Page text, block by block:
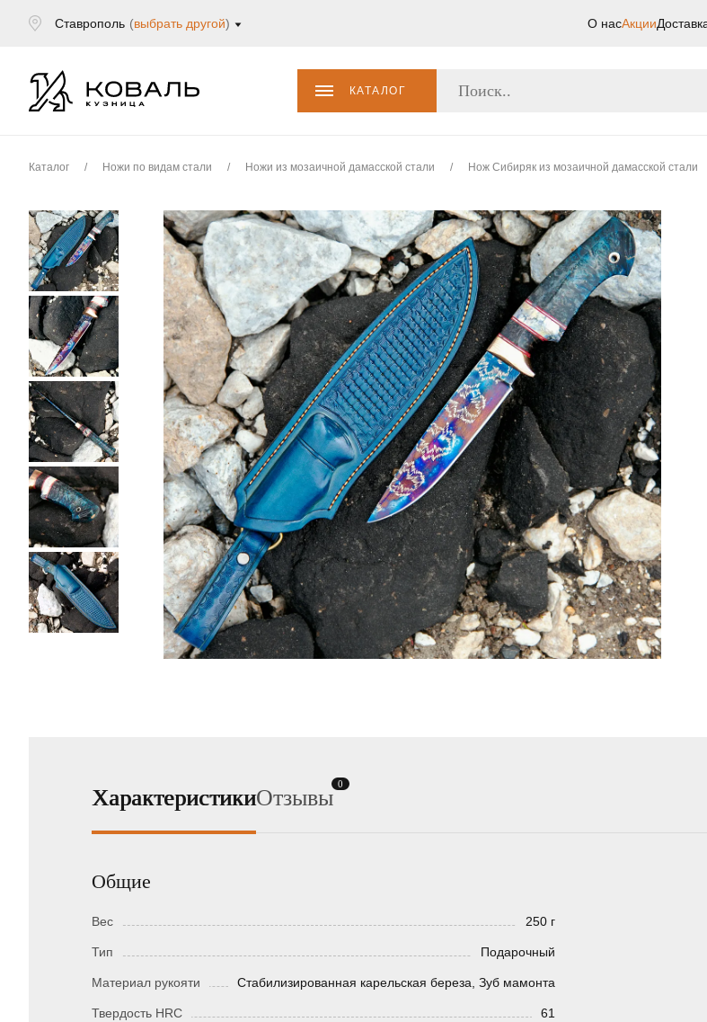
Ставрополь (выбрать другой) О насАкции
КАТАЛОГ
Каталог / Ножи по видам стали / Ножи из мозаичной дамасской стали / Нож Сибиряк из мозаичной дамасской стали
ХарактеристикиОтзывы
0
Общие
Вес 250 г
Тип Подарочный
Материал рукояти Стабилизированная карельская береза, Зуб мамонта
Твердость HRC 61